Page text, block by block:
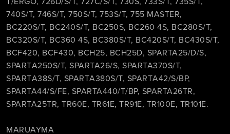
740S/Т, 746S/Т, 750S/T, 753S/Т, 755 МАSТЕR,
ВС220S/T, BC240S/T, BC250S, BC260 4S, ВС280S/Т,
ВС320S/T, BC360 4S, ВC380S/Т, BC420S/T, BC430S/T,
BCF420, BCF430, BCH25, BCH25D, SPARTA25/D/S,
SPARТA250S/T, SPARTA26/S, SPARTA370S/T,
SPARТA38S/Т, SPARТA380S/T, SPARТA42/S/BP,
SPARTA44/S/FE, SPARTA440/T/BP, SPARTA26TR,
SPARTA25TR, TR60E, TR61E, TR91E, TR100E, TR101E.
MARUAYMA